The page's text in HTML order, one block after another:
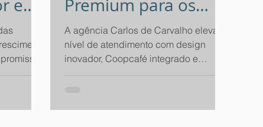
e
Premium para os
cooperados Unicred
em Cascavel
A agência Carlos de Carvalho eleva o
nível de atendimento com design
inovador, Coopcafé integrado e
espaços gourmet.